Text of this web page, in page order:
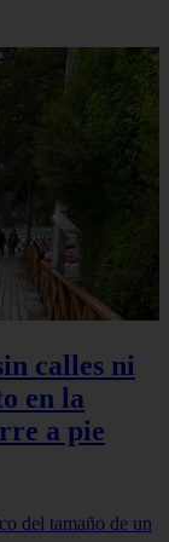
calles ni
en la
a pie